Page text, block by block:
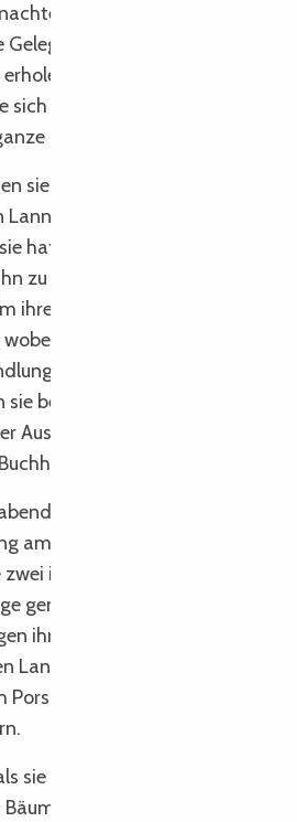
mit der Familie zu
zu nutzen, um
und Freunde zu
also ein schönes
Sippe ausgedacht.
sie sich auf den Weg zum
Ihre Tochter war
hatte die Möglichkeit, eine
zu drehen. Sie nutzten die
ihre letzten Einkäufe vor
ein Besuch in der
Gwalarm nicht fehlen
bei jedem Lannionais-
Auswahl an Büchern und der
gab es nichts Besseres
am Meer. Dank des guten
ihrer
genießen:
ihrer wilden und
Landschaften und den Weg
Pors Mabo, um die Weite des
sie den Anblick der vom
an der Küste sah. Die